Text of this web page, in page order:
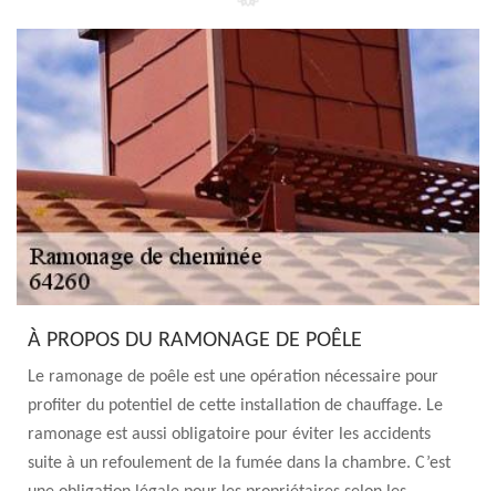
À PROPOS DU RAMONAGE DE POÊLE
Le ramonage de poêle est une opération nécessaire pour
profiter du potentiel de cette installation de chauffage. Le
ramonage est aussi obligatoire pour éviter les accidents
suite à un refoulement de la fumée dans la chambre. C’est